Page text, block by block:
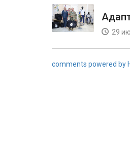
29
comments powered by